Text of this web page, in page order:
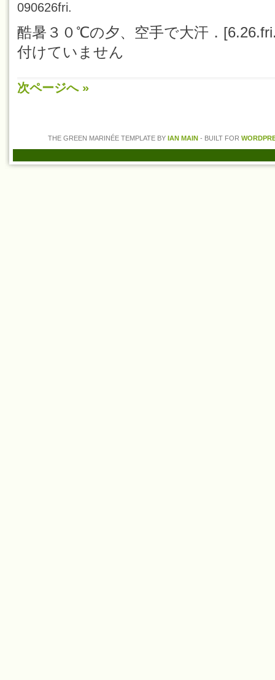
090626fri.
酷暑３０℃の夕、空手で大汗．
付けていません
次ページへ »
THE GREEN MARINÉE TEMPLATE BY IAN MAIN- BUILT FOR